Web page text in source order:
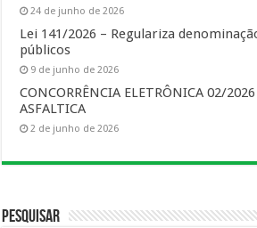
24 de junho de 2026
Lei 141/2026 – Regulariza
públicos
9 de junho de 2026
CONCORRÊNCIA ELETRÔNICA 02/
ASFALTICA
2 de junho de 2026
Pesquisar